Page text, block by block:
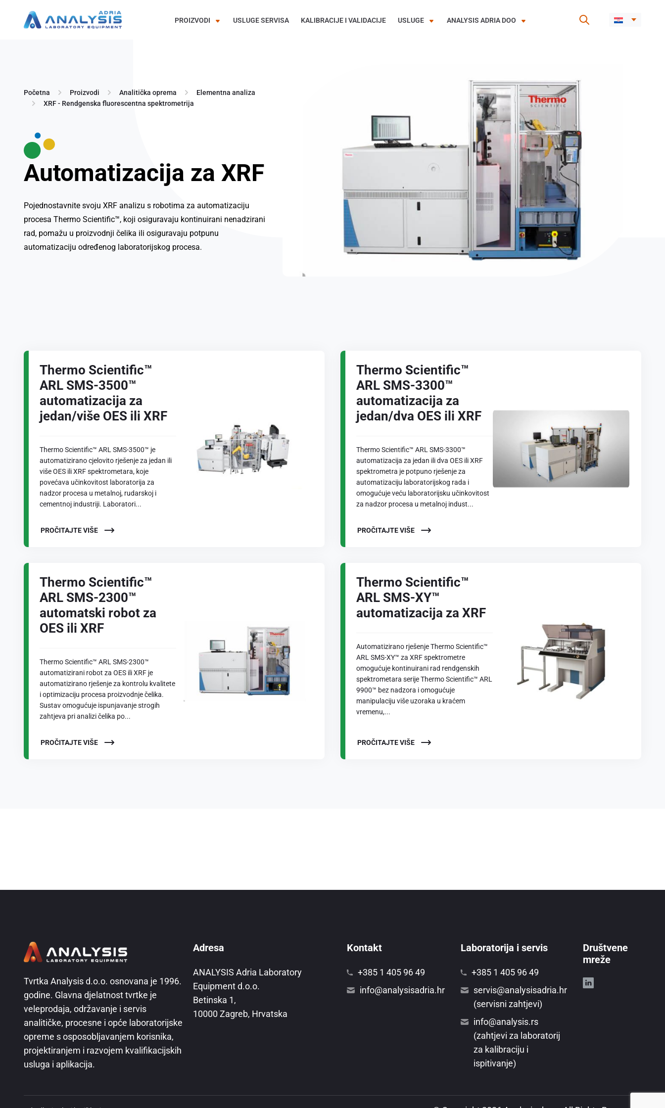
PROIZVODI USLUGE SERVISA KALIBRACIJE I VALIDACIJE USLUGE ANALYSIS ADRIA DOO
Početna Proizvodi Analitička oprema
Elementna analiza
XRF - Rendgenska fluorescentna spektrometrija
Automatizacija za XRF
Pojednostavnite svoju XRF analizu s robotima za automatizaciju
procesa Thermo Scientific™, koji osiguravaju kontinuirani nenadzirani
rad, pomažu u proizvodnji čelika ili osiguravaju potpunu
automatizaciju određenog laboratorijskog procesa.
Thermo Scientific™
ARL SMS-3500™
automatizacija za
jedan/više OES ili XRF
Thermo Scientific™ ARL SMS-3500™ je
automatizirano cjelovito rješenje za jedan ili
više OES ili XRF spektrometara, koje
povećava učinkovitost laboratorija za
nadzor procesa u metalnoj, rudarskoj i
cementnoj industriji. Laboratori...
PROČITAJTE VIŠE
Thermo Scientific™
ARL SMS-3300™
automatizacija za
jedan/dva OES ili XRF
Thermo Scientific™ ARL SMS-3300™
automatizacija za jedan ili dva OES ili XRF
spektrometra je potpuno rješenje za
automatizaciju laboratorijskog rada i
omogućuje veću laboratorijsku učinkovitost
za nadzor procesa u metalnoj indust...
PROČITAJTE VIŠE
Thermo Scientific™
ARL SMS-2300™
automatski robot za
OES ili XRF
Thermo Scientific™ ARL SMS-2300™
automatizirani robot za OES ili XRF je
automatizirano rješenje za kontrolu kvalitete
i optimizaciju procesa proizvodnje čelika.
Sustav omogućuje ispunjavanje strogih
zahtjeva pri analizi čelika po...
PROČITAJTE VIŠE
Thermo Scientific™
ARL SMS-XY™
automatizacija za XRF
Automatizirano rješenje Thermo Scientific™
ARL SMS-XY™ za XRF spektrometre
omogućuje kontinuirani rad rendgenskih
spektrometara serije Thermo Scientific™ ARL
9900™ bez nadzora i omogućuje
manipulaciju više uzoraka u kraćem
vremenu,...
PROČITAJTE VIŠE
Tvrtka Analysis d.o.o. osnovana je 1996.
godine. Glavna djelatnost tvrtke je
veleprodaja, održavanje i servis
analitičke, procesne i opće laboratorijske
opreme s osposobljavanjem korisnika,
projektiranjem i razvojem kvalifikacijskih
usluga i aplikacija.
Adresa
ANALYSIS Adria Laboratory
Equipment d.o.o.
Betinska 1,
10000 Zagreb, Hrvatska
Kontakt
+385 1 405 96 49
info@analysisadria.hr
Laboratorija i servis
+385 1 405 96 49
servis@analysisadria.hr
(servisni zahtjevi)
info@analysis.rs
(zahtjevi za laboratorij
za kalibraciju i
ispitivanje)
Društvene
mreže